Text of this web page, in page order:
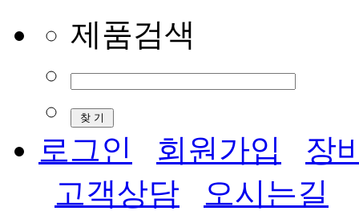
제품검색
로그인 회원가입
장
고객상담
오시는길